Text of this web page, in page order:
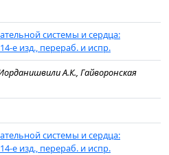
системы и сердца:
е изд., перераб. и испр.
А.К., Гайворонская
системы и сердца:
е изд., перераб. и испр.